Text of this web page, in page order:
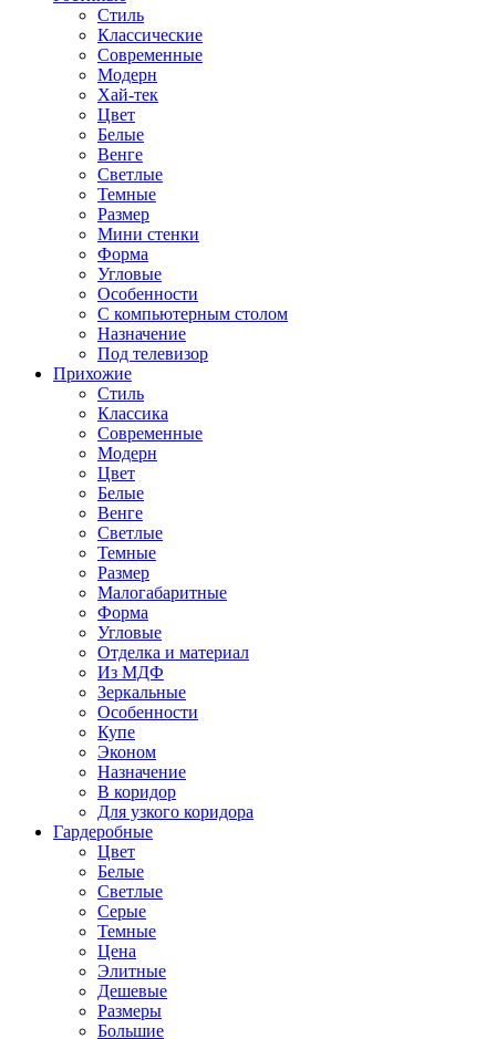
Стиль
Классические
Современные
Модерн
Хай-тек
Цвет
Белые
Венге
Светлые
Темные
Размер
Мини стенки
Форма
Угловые
Особенности
С компьютерным столом
Назначение
Под телевизор
Прихожие
Стиль
Классика
Современные
Модерн
Цвет
Белые
Венге
Светлые
Темные
Размер
Малогабаритные
Форма
Угловые
Отделка и материал
Из МДФ
Зеркальные
Особенности
Купе
Эконом
Назначение
В коридор
Для узкого коридора
Гардеробные
Цвет
Белые
Светлые
Серые
Темные
Цена
Элитные
Дешевые
Размеры
Большие